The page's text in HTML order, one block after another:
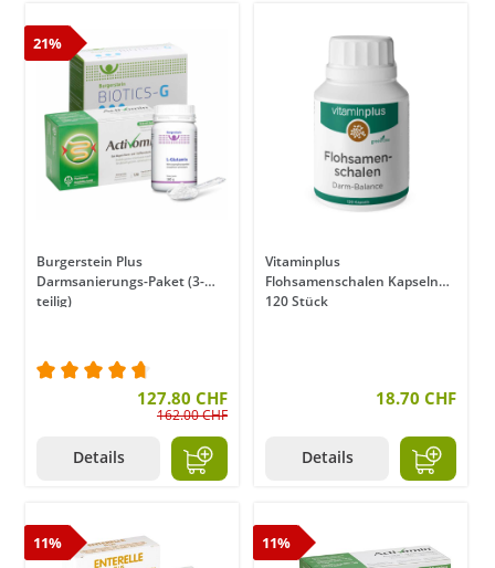
21%
Burgerstein Plus
Darmsanierungs-Paket (3-
teilig)
Durchschnittliche Bewertung von 4.8 von 5
127.80 CHF
162.00 CHF
Details
Vitaminplus
Flohsamenschalen Kapseln
120 Stück
18.70 CHF
Details
11% 11%